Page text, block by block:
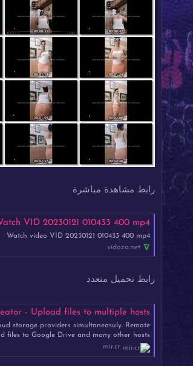
رابط مشاهدة مباشرة
VID 20230121 010433 400 mp4
Watch video VID 20230121 010433 400 mp4
vidoza.net
رابط تحميل متعدد
- Upload files to multiple hosts
storage providers simultaneosuly. Remote
files to Google Drive and many other hosts.
mir.cr